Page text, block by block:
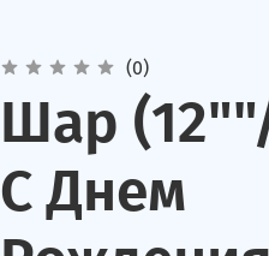
(0)
Шар
С Днем